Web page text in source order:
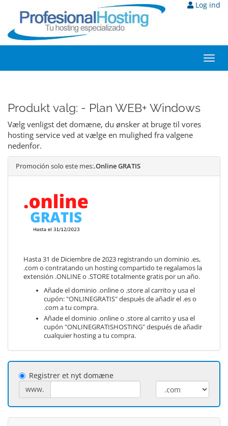
Log ind
Produkt valg: - Plan WEB+ Windows
Vælg venligst det domæne, du ønsker at bruge til vores
hosting service ved at vælge en mulighed fra valgene
nedenfor.
Promoción solo este mes:.Online GRATIS
Hasta 31 de Diciembre de 2023 registrando un dominio .es,
.com o contratando un hosting compartido te regalamos la
extensión .ONLINE o .STORE totalmente gratis por un año.
Añade el dominio .online o .store al carrito y usa el
cupón: "ONLINEGRATIS" después de añadir el .es o
.com a tu compra.
Añade el dominio .online o .store al carrito y usa el
cupón "ONLINEGRATISHOSTING" después de añadir
cualquier hosting a tu compra.
Registrer et nyt domæne
www.